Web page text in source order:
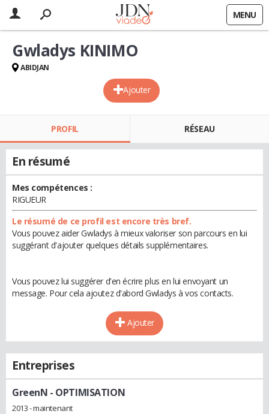
MENU
Ajouter
Gwladys KINIMO
ABIDJAN
PROFIL RÉSEAU
En résumé
Mes compétences :
RIGUEUR
Le résumé de ce profil est encore très bref.
Vous pouvez aider Gwladys à mieux valoriser son parcours en lui
suggérant d'ajouter quelques détails supplémentaires.
Vous pouvez lui suggérer d'en écrire plus en lui envoyant un
message. Pour cela ajoutez d'abord Gwladys à vos contacts.
Ajouter
Entreprises
GreenN - OPTIMISATION
2013 - maintenant